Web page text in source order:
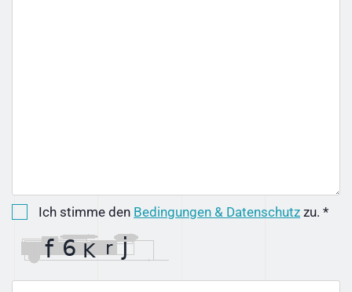
Ich stimme den Bedingungen & Datenschutz zu. *